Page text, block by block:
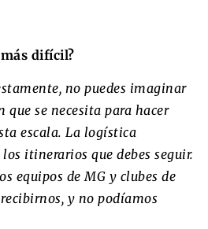
difícil?
no puedes imaginar
que se necesita para hacer
escala. La logística
itinerarios que debes seguir.
equipos de MG y clubes de
y no podíamos